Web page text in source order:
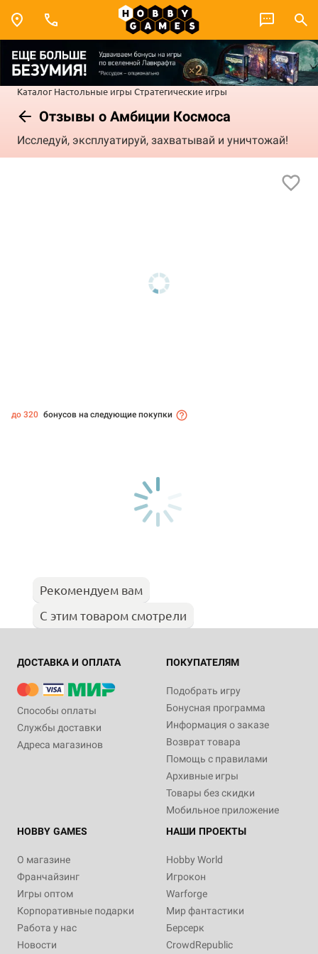
Каталог Настольные игры Стратегические игры
Отзывы о Амбиции Космоса
Исследуй, эксплуатируй, захватывай и уничтожай!
до 320 бонусов на следующие покупки
Рекомендуем вам
С этим товаром смотрели
ДОСТАВКА И ОПЛАТА
Способы оплаты
Службы доставки
Адреса магазинов
ПОКУПАТЕЛЯМ
Подобрать игру
Бонусная программа
Информация о заказе
Возврат товара
Помощь с правилами
Архивные игры
Товары без скидки
Мобильное приложение
HOBBY GAMES
О магазине
Франчайзинг
Игры оптом
Корпоративные подарки
Работа у нас
Новости
НАШИ ПРОЕКТЫ
Hobby World
Игрокон
Warforge
Мир фантастики
Берсерк
CrowdRepublic